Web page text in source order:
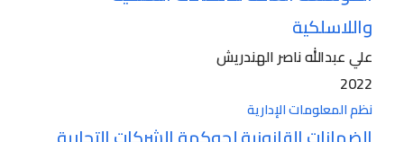
واللاسلكية
علي عبدالله ناصر الهندريش
2022
نظم المعلومات الإدارية